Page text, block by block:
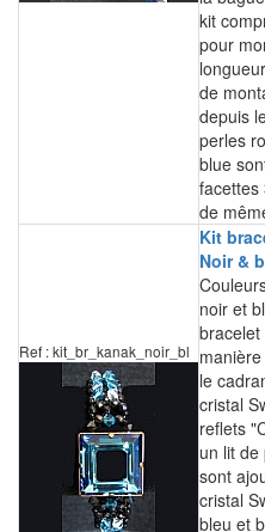
kit
pour
de
depuis
perles
blue
facettes
de
Ref : kit_br_kanak_noir_bl
Kit
Noir &
noir et
le
cristal
reflets
un lit
sont
cristal
bleu et